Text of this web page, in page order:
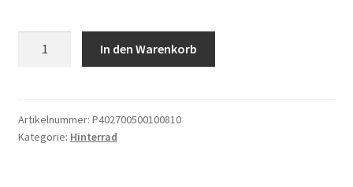
Menge
In den Warenkorb
Artikelnummer: P402700500100810
Kategorie: Hinterrad